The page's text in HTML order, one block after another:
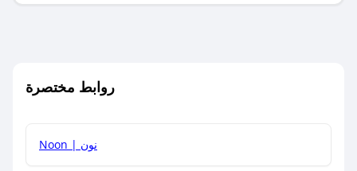
روابط مختصرة
Noon | نون